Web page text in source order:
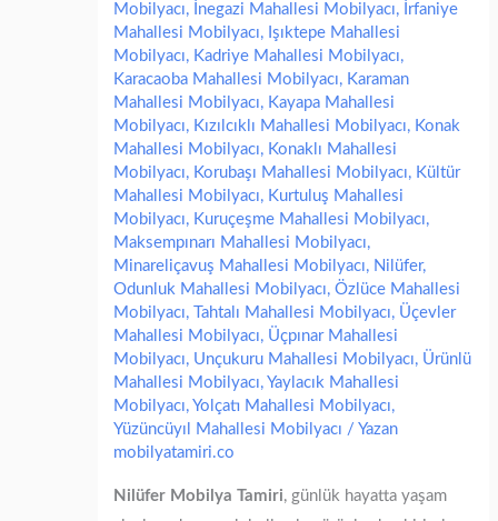
Mobilyacı, İnegazi Mahallesi Mobilyacı, İrfaniye
Mahallesi Mobilyacı, Işıktepe Mahallesi
Mobilyacı, Kadriye Mahallesi Mobilyacı,
Karacaoba Mahallesi Mobilyacı, Karaman
Mahallesi Mobilyacı, Kayapa Mahallesi
Mobilyacı, Kızılcıklı Mahallesi Mobilyacı, Konak
Mahallesi Mobilyacı, Konaklı Mahallesi
Mobilyacı, Korubaşı Mahallesi Mobilyacı, Kültür
Mahallesi Mobilyacı, Kurtuluş Mahallesi
Mobilyacı, Kuruçeşme Mahallesi Mobilyacı,
Maksempınarı Mahallesi Mobilyacı,
Minareliçavuş Mahallesi Mobilyacı, Nilüfer,
Odunluk Mahallesi Mobilyacı,Özlüce Mahallesi
Mobilyacı, Tahtalı Mahallesi Mobilyacı, Üçevler
Mahallesi Mobilyacı, Üçpınar Mahallesi
Mobilyacı, Unçukuru Mahallesi Mobilyacı, Ürünlü
Mahallesi Mobilyacı,Yaylacık Mahallesi
Mobilyacı,Yolçatı Mahallesi Mobilyacı,
Yüzüncüyıl Mahallesi Mobilyacı / Yazan
mobilyatamiri.co
Nilüfer Mobilya Tamiri, günlük hayatta yaşam